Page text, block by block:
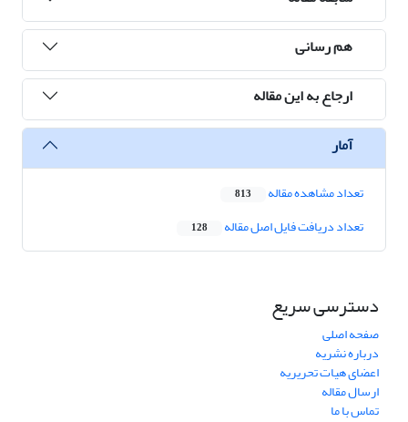
هم رسانی
ارجاع به این مقاله
آمار
تعداد مشاهده مقاله 813
تعداد دریافت فایل اصل مقاله 128
دسترسی سریع
صفحه اصلی
درباره نشریه
اعضای هیات تحریریه
ارسال مقاله
تماس با ما